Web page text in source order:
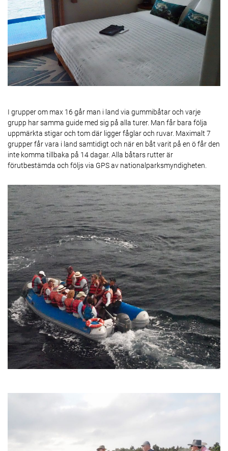
I grupper om max 16 går man i land via gummibåtar och varje
grupp har samma guide med sig på alla turer. Man får bara följa
uppmärkta stigar och tom där ligger fåglar och ruvar. Maximalt 7
grupper får vara i land samtidigt och när en båt varit på en ö får den
inte komma tillbaka på 14 dagar. Alla båtars rutter är
förutbestämda och följs via GPS av nationalparksmyndigheten.